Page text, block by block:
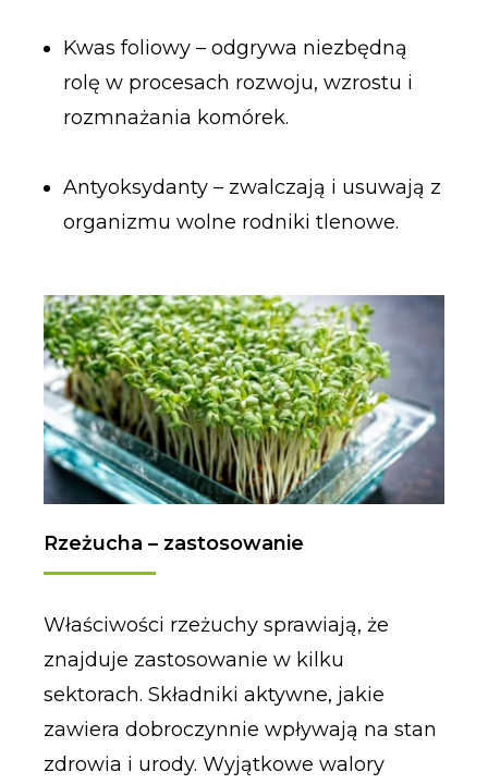
Kwas foliowy – odgrywa niezbędną
rolę w procesach rozwoju, wzrostu i
rozmnażania komórek.
Antyoksydanty – zwalczają i usuwają z
organizmu wolne rodniki tlenowe.
Rzeżucha – zastosowanie
Właściwości rzeżuchy sprawiają, że
znajduje zastosowanie w kilku
sektorach. Składniki aktywne, jakie
zawiera dobroczynnie wpływają na stan
zdrowia i urody. Wyjątkowe walory